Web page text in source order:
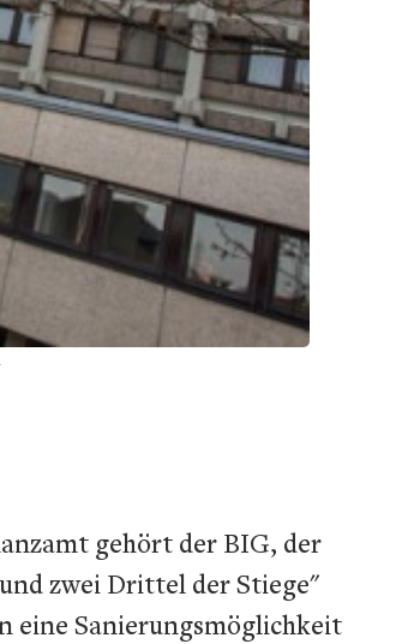
gehört der BIG, der
zwei Drittel der Stiege"
eine Sanierungsmöglichkeit